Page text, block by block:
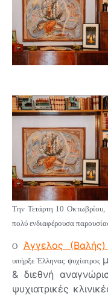
Την Τετάρτη 10
πολύ ενδιαφέρουσα
Ο Άγγελος (Βαλής)
υπήρξε Έλληνας ψυχίατρος
& διεθνή
ψυχιατρικές